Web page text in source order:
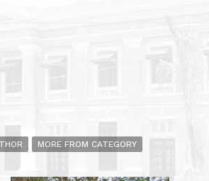
MORE FROM CATEGORY